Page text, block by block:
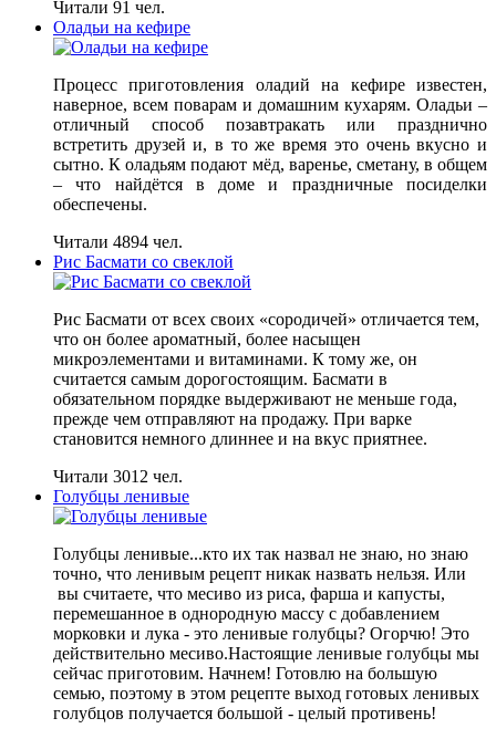
Читали 91 чел.
Оладьи на кефире
Процесс приготовления оладий на кефире известен,
наверное, всем поварам и домашним кухарям. Оладьи –
отличный способ позавтракать или празднично
встретить друзей и, в то же время это очень вкусно и
сытно. К оладьям подают мёд, варенье, сметану, в общем
– что найдётся в доме и праздничные посиделки
обеспечены.
Читали 4894 чел.
Рис Басмати со свеклой
Рис Басмати от всех своих «сородичей» отличается тем,
что он более ароматный, более насыщен
микроэлементами и витаминами. К тому же, он
считается самым дорогостоящим. Басмати в
обязательном порядке выдерживают не меньше года,
прежде чем отправляют на продажу. При варке
становится немного длиннее и на вкус приятнее.
Читали 3012 чел.
Голубцы ленивые
Голубцы ленивые...кто их так назвал не знаю, но знаю
точно, что ленивым рецепт никак назвать нельзя. Или
вы считаете, что месиво из риса, фарша и капусты,
перемешанное в однородную массу с добавлением
морковки и лука - это ленивые голубцы? Огорчю! Это
действительно месиво.Настоящие ленивые голубцы мы
сейчас приготовим. Начнем! Готовлю на большую
семью, поэтому в этом рецепте выход готовых ленивых
голубцов получается большой - целый противень!